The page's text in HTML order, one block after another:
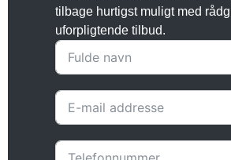
tilbage hurtigst muligt med
uforpligtende tilbud.